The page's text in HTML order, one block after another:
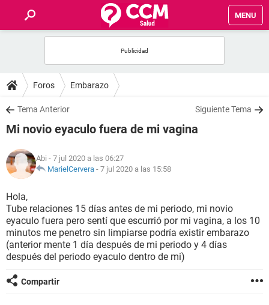
MENU
FOROS
SALUD
NUTRICIÓN
BIENESTAR
SEXUALIDAD
GLOSARIO
Foros Embarazo
Tema Anterior Siguiente Tema
Mi novio eyaculo fuera de mi vagina
Abi - 7 jul 2020 a las 06:27
MarielCervera - 7 jul 2020 a las 15:58
Hola,
Tube relaciones 15 días antes de mi periodo, mi novio
eyaculo fuera pero sentí que escurrió por mi vagina, a los 10
minutos me penetro sin limpiarse podría existir embarazo
(anterior mente 1 día después de mi periodo y 4 días
después del periodo eyaculo dentro de mi)
Compartir